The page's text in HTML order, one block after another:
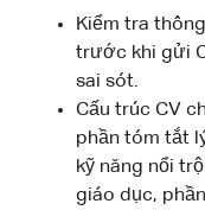
Kiểm tra
trước khi gửi
sai sót.
Cấu trúc CV
phần tóm tắt
kỹ năng nổi
giáo dục,